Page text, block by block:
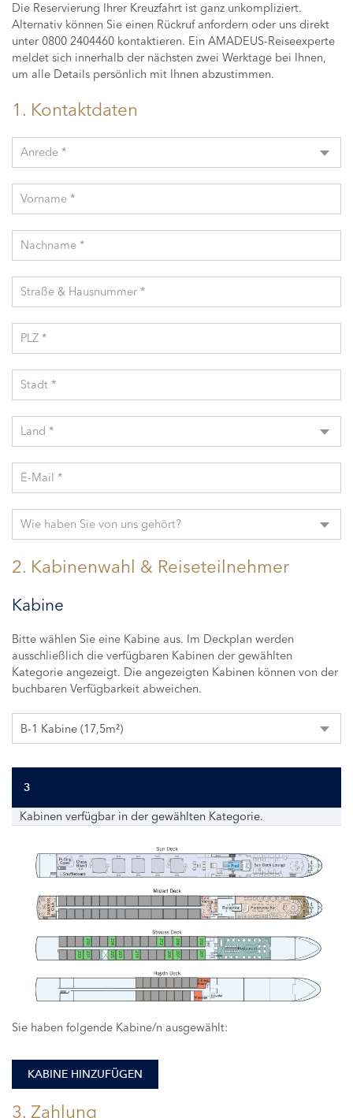
Die Reservierung Ihrer Kreuzfahrt ist ganz unkompliziert.
Alternativ können Sie einen Rückruf anfordern oder uns direkt
unter 0800 2404460 kontaktieren. Ein AMADEUS-Reiseexperte
meldet sich innerhalb der nächsten zwei Werktage bei Ihnen,
um alle Details persönlich mit Ihnen abzustimmen.
1. Kontaktdaten
Anrede *
Vorname *
Nachname *
Straße & Hausnummer *
PLZ *
Stadt *
Land *
E-Mail *
Wie haben Sie von uns gehört?
2. Kabinenwahl & Reiseteilnehmer
Kabine
Bitte wählen Sie eine Kabine aus. Im Deckplan werden
ausschließlich die verfügbaren Kabinen der gewählten
Kategorie angezeigt. Die angezeigten Kabinen können von der
buchbaren Verfügbarkeit abweichen.
B-1 Kabine (17,5m²)
3
Kabinen verfügbar in der gewählten Kategorie.
201
202
207
208
209
212
219
223
224
225
230
231
233
Sie haben folgende Kabine/n ausgewählt:
KABINE HINZUFÜGEN
3. Zahlung